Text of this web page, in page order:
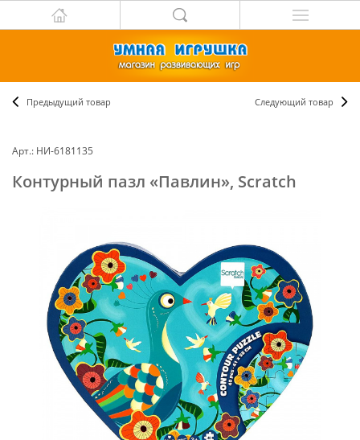
Предыдущий товар Следующий товар
Арт.: НИ-6181135
Контурный пазл «Павлин», Scratch